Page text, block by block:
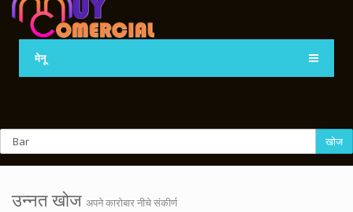
मेनू
खोज
उन्नत खोज अपने कारोबार नीचे संकीर्ण